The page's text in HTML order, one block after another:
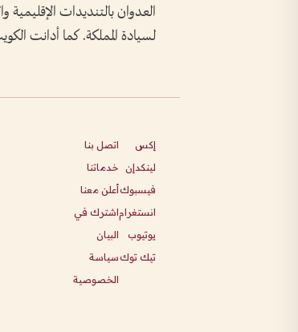
العدوان بالتنديدات
لسيادة المملكة. كما أدانت
إكس
لينكدإن
فيسبوك
انستغرام
يوتيوب
تيك توك
اتصل بنا
خدماتنا
أعلن معنا
اشترك في
البيان
سياسة
الخصوصية